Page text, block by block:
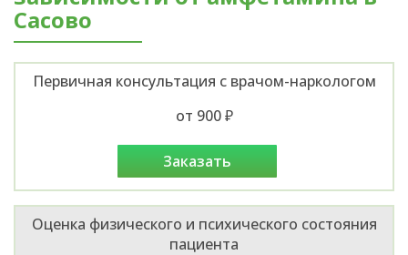
Сасово
Первичная консультация с врачом-наркологом
от 900 ₽
заказать
Оценка физического и психического состояния
пациента